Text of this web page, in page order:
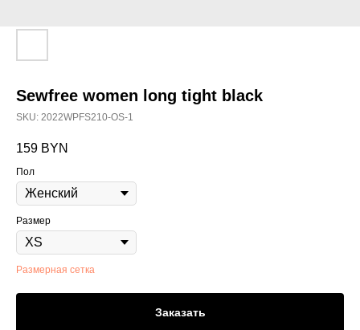
Sewfree women long tight black
SKU: 2022WPFS210-OS-1
159 BYN
Пол
Размер
Размерная сетка
Заказать